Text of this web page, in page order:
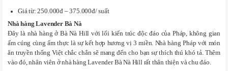
Giá từ: 250.000đ – 375.000đ/ suất
Nhà hàng Lavender Bà Nà
Đây là nhà hàng ở Bà Nà Hill với lối kiến trúc độc đáo của Pháp, không gian
ấm cúng cùng ẩm thực là sự kết hợp hương vị 3 miền. Nhà hàng Pháp với món
ăn truyền thống Việt chắc chắn sẽ mang đến cho bạn sự thích thú khó tả. Thêm
vào đó, nhân viên ở nhà hàng Lavender Bà Nà Hill rất thân thiện và chu đáo.